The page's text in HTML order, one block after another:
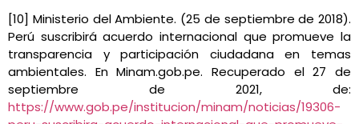
[10] Ministerio del Ambiente. (25 de septiembre de 2018).
Perú suscribirá acuerdo internacional que promueve la
transparencia y participación ciudadana en temas
ambientales. En Minam.gob.pe. Recuperado el 27 de
septiembre de 2021, de:
https://www.gob.pe/institucion/minam/noticias/19306-